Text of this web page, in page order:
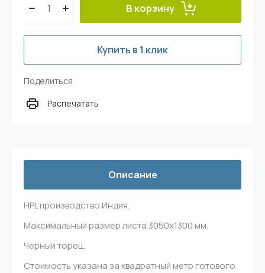
В корзину
Купить в 1 клик
Поделиться
Распечатать
Описание
HPL производство Индия.
Максимальный размер листа 3050х1300 мм.
Черный торец.
Стоимость указана за квадратный метр готового